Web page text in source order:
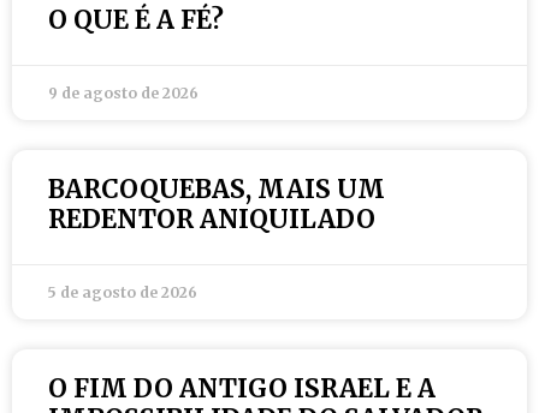
O QUE É A FÉ?
9 de agosto de 2026
BARCOQUEBAS, MAIS UM
REDENTOR ANIQUILADO
5 de agosto de 2026
O FIM DO ANTIGO ISRAEL E A